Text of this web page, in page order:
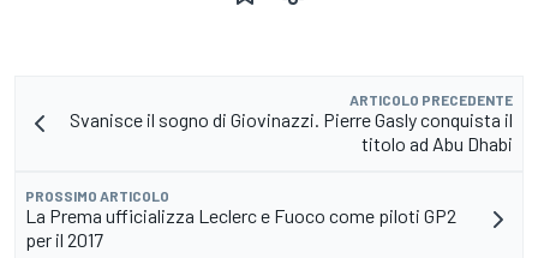
ARTICOLO PRECEDENTE
Svanisce il sogno di Giovinazzi. Pierre Gasly conquista il
titolo ad Abu Dhabi
PROSSIMO ARTICOLO
La Prema ufficializza Leclerc e Fuoco come piloti GP2
per il 2017